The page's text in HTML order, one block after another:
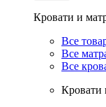
Кровати и
Все
Все
Все
Кровати